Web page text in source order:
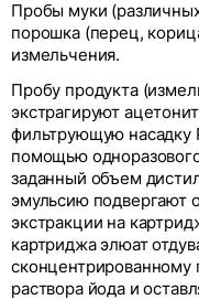
Пробы муки
порошка (перец,
измельчения.
Пробу продукта
экстрагируют
фильтрующую насадку
помощью
заданный объем
эмульсию подвергают
экстракции на
картриджа элюат
сконцентрированному
раствора йода и